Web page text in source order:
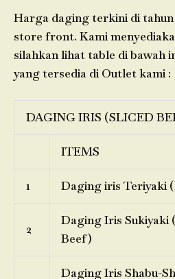
Harga daging terkini di
store front. Kami
silahkan lihat table di bawah
yang tersedia di Outlet kami :
DAGING IRIS (SLICED
ITEMS
1 Daging iris Teriyaki
2
Daging Iris Sukiyaki
Beef)
Daging Iris Shabu-